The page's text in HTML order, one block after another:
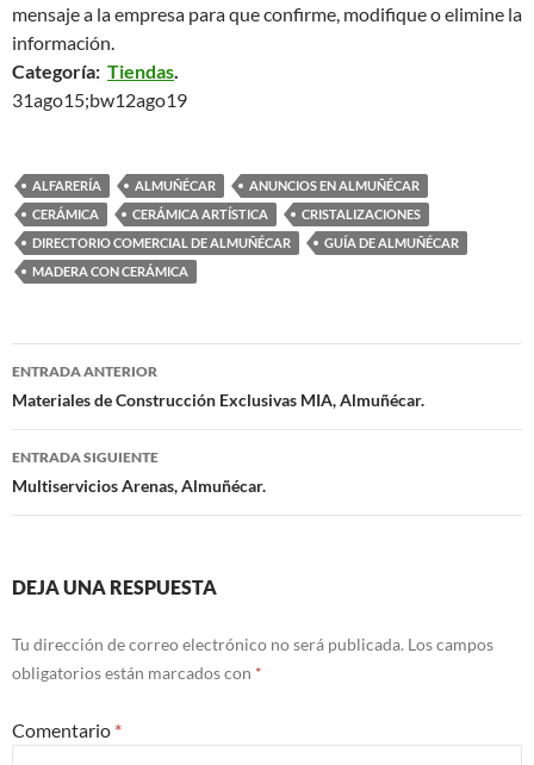
mensaje a la empresa para que confirme, modifique o elimine la
información.
Categoría: Tiendas
31ago15;bw12ago19
ALFARERÍA ALMUÑÉCAR
ANUNCIOS EN ALMUÑÉCAR
CERÁMICA
CERÁMICA ARTÍSTICA
CRISTALIZACIONES
DIRECTORIO COMERCIAL DE ALMUÑÉCAR
GUÍA DE ALMUÑÉCAR
MADERA CON CERÁMICA
Navegación
de
entradas
ENTRADA ANTERIOR
Materiales de Construcción Exclusivas MIA, Almuñécar.
ENTRADA SIGUIENTE
Multiservicios Arenas, Almuñécar.
DEJA UNA RESPUESTA
Tu dirección de correo electrónico no será publicada. Los campos
obligatorios están marcados con *
Comentario *